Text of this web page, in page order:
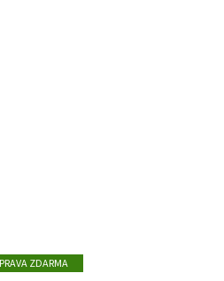
ZDARMA